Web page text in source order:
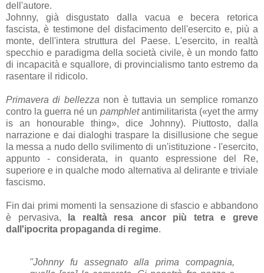
dell'autore.
Johnny, già disgustato dalla vacua e becera retorica
fascista, è testimone del disfacimento dell'esercito e, più a
monte, dell'intera struttura del Paese. L'esercito, in realtà
specchio e paradigma della società civile, è un mondo fatto
di incapacità e squallore, di provincialismo tanto estremo da
rasentare il ridicolo.
Primavera di bellezza non è tuttavia un semplice romanzo
contro la guerra né un pamphletantimilitarista («yet the army
is an honourable thing», dice Johnny). Piuttosto, dalla
narrazione e dai dialoghi traspare la disillusione che segue
la messa a nudo dello svilimento di un'istituzione - l'esercito,
appunto - considerata, in quanto espressione del Re,
superiore e in qualche modo alternativa al delirante e triviale
fascismo.
Fin dai primi momenti la sensazione di sfascio e abbandono
è pervasiva,
la realtà resa ancor più tetra e greve
dall'ipocrita propaganda di regime.
"Johnny fu assegnato alla prima compagnia,